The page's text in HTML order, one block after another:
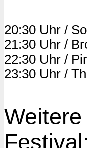
20:30 Uhr /
21:30 Uhr /
22:30 Uhr /
23:30 Uhr /
Festival: